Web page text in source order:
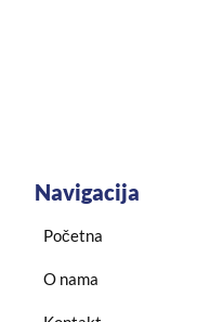
Navigacija
Početna
O nama